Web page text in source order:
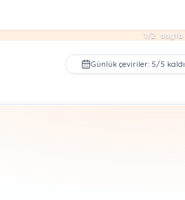
1/2. sayfa
Günlük çeviriler: 5/5 kaldı